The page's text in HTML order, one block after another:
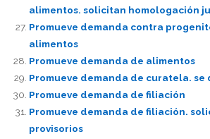
alimentos. solicitan homologación
Promueve demanda contra
alimentos
Promueve demanda de alimentos
Promueve demanda de curatela. se
Promueve demanda de filiación
Promueve demanda de filiación.
provisorios